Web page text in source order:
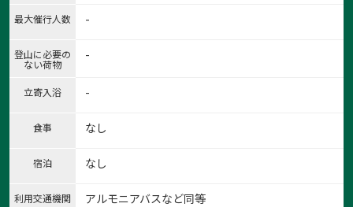
最大催行人数 -
登山に必要の
ない荷物
-
立寄入浴 -
食事 なし
宿泊 なし
利用交通機関 アルモニアバスなど同等